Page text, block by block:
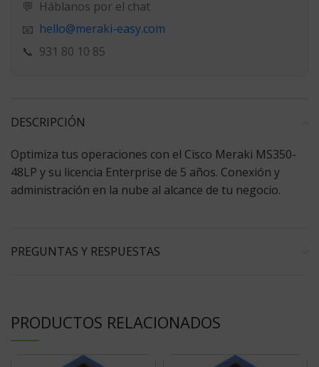
💬 Háblanos por el chat
📧 hello@meraki-easy.com
📞 931 80 10 85
DESCRIPCIÓN
Optimiza tus operaciones con el Cisco Meraki MS350-
48LP y su licencia Enterprise de 5 años. Conexión y
administración en la nube al alcance de tu negocio.
PREGUNTAS Y RESPUESTAS
PRODUCTOS RELACIONADOS